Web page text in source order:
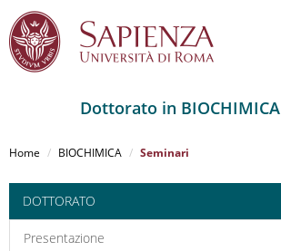
al
principale
Dottorato in BIOCHIMICA
Home BIOCHIMICA Seminari
DOTTORATO
Presentazione